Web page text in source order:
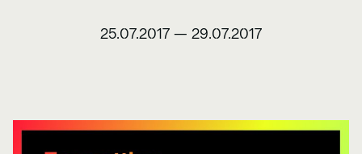
25.07.2017 — 29.07.2017